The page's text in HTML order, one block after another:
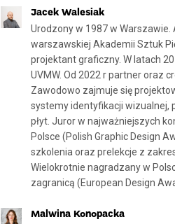
Jacek Walesiak
Urodzony w 1987 w Warszawie.
warszawskiej Akademii Sztuk
projektant graficzny. W latach
UVMW. Od 2022 r partner oraz
Zawodowo zajmuje się
systemy identyfikacji wizualnej,
płyt. Juror w najważniejszych
Polsce (Polish Graphic Design
szkolenia oraz prelekcje z
Wielokrotnie nagradzany w
zagranicą (European Design
Malwina Konopacka